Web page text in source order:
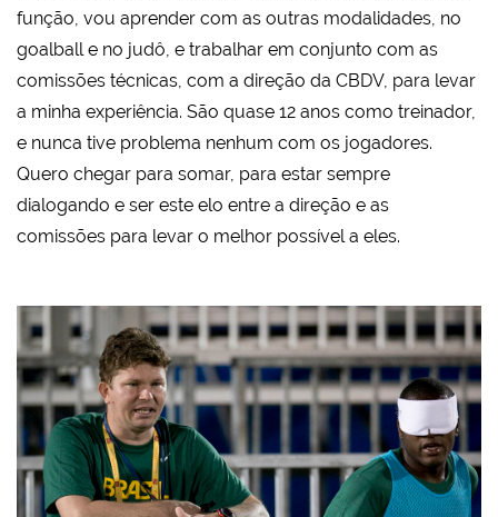
função, vou aprender com as outras modalidades, no
goalball e no judô, e trabalhar em conjunto com as
comissões técnicas, com a direção da CBDV, para levar
a minha experiência. São quase 12 anos como treinador,
e nunca tive problema nenhum com os jogadores.
Quero chegar para somar, para estar sempre
dialogando e ser este elo entre a direção e as
comissões para levar o melhor possível a eles.